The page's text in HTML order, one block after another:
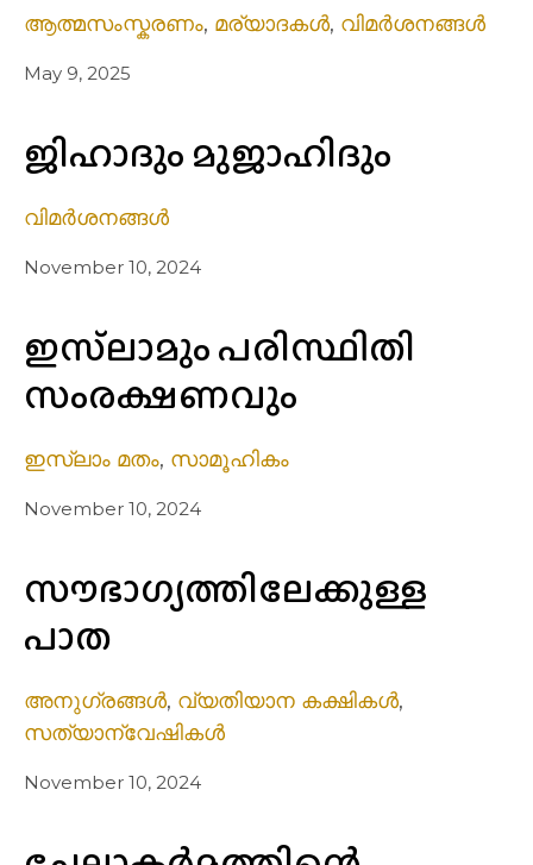
ആത്മസംസ്കരണം, മര്യാദകൾ, വിമർശനങ്ങൾ
May 9, 2025
ജിഹാദും മുജാഹിദും
വിമർശനങ്ങൾ
November 10, 2024
ഇസ്‌ലാമും പരിസ്ഥിതി
സംരക്ഷണവും
ഇസ്ലാം മതം, സാമൂഹികം
November 10, 2024
സൗഭാഗ്യത്തിലേക്കുള്ള
പാത
അനുഗ്രങ്ങൾ, വ്യതിയാന കക്ഷികൾ,
സത്യാന്വേഷികൾ
November 10, 2024